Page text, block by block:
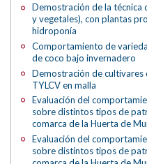
Demostración de la técnica
y vegetales), con plantas
hidroponía
Comportamiento de
de coco bajo invernadero
Demostración de
TYLCV en malla
Evaluación del
sobre distintos tipos de
comarca de la Huerta de
Evaluación del
sobre distintos tipos de